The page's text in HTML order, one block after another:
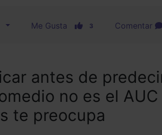
Me Gusta 3 Comentar
antes de
no es el
te preocupa